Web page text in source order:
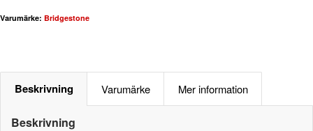
Varumärke: Bridgestone
Beskrivning Varumärke Mer information
Beskrivning